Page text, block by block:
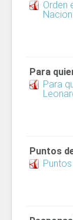
Orden
Para
Para
Puntos